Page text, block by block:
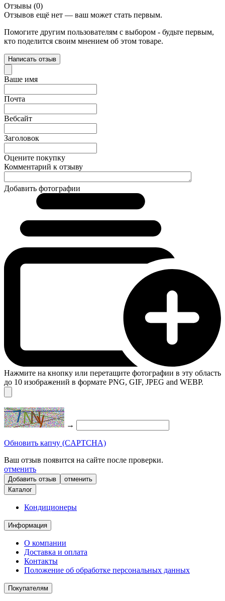
Отзывы (0)
Отзывов ещё нет — ваш может стать первым.
Помогите другим пользователям с выбором - будьте первым,
кто поделится своим мнением об этом товаре.
Написать отзыв
Ваше имя
Почта
Вебсайт
Заголовок
Оцените покупку
Комментарий к отзыву
Добавить фотографии
Нажмите на кнопку или перетащите фотографии в эту область
до 10 изображений в формате PNG, GIF, JPEG and WEBP.
→
Обновить капчу (CAPTCHA)
Ваш отзыв появится на сайте после проверки.
отменить
отменить
Каталог
Кондиционеры
Информация
О компании
Доставка и оплата
Контакты
Положение об обработке персональных данных
Покупателям